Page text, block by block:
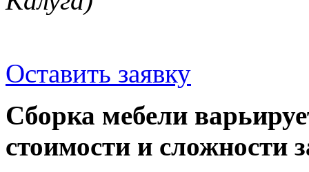
Оставить заявку
Сборка мебели
стоимости и сложности